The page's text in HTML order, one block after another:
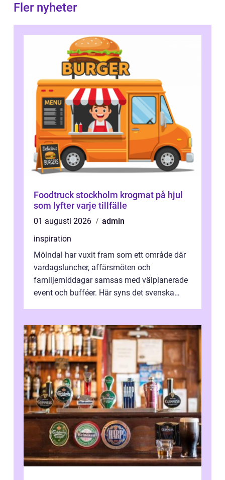
Fler nyheter
Foodtruck stockholm krogmat på hjul
som lyfter varje tillfälle
01 augusti 2026
admin
inspiration
Mölndal har vuxit fram som ett område där
vardagsluncher, affärsmöten och
familjemiddagar samsas med välplanerade
event och bufféer. Här syns det svenska